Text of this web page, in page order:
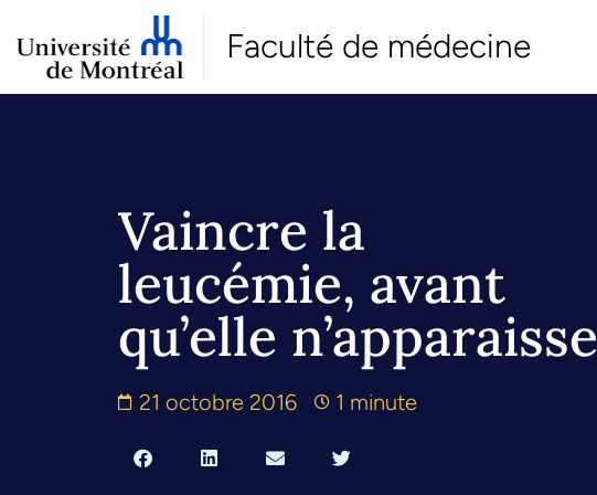
Faculté de médecine
Vaincre la
leucémie, avant
qu’elle n’apparaisse
21 octobre 2016 1 minute